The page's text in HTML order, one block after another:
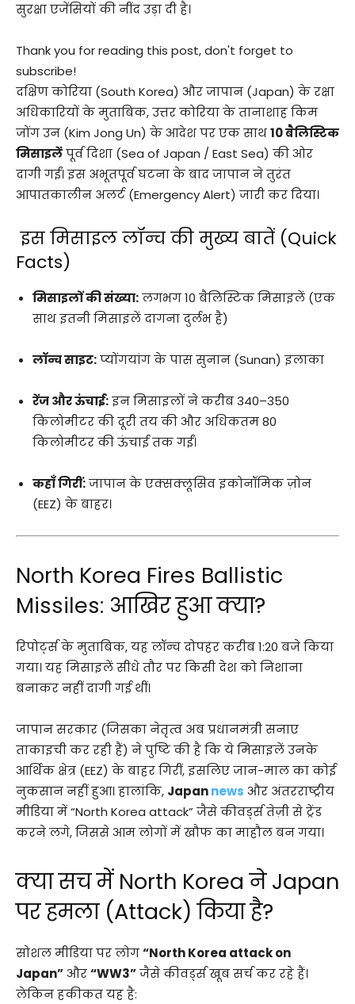
सुरक्षा एजेंसियों की नींद उड़ा दी है।
Thank you for reading this post, don't forget to
subscribe!
दक्षिण कोरिया (South Korea) और जापान (Japan) के रक्षा
अधिकारियों के मुताबिक, उत्तर कोरिया के तानाशाह किम
जोंग उन (Kim Jong Un) के आदेश पर एक साथ10 बैलिस्टिक
मिसाइलेंपूर्व दिशा (Sea of Japan / East Sea) की ओर
दागी गईं। इस अभूतपूर्व घटना के बाद जापान ने तुरंत
आपातकालीन अलर्ट (Emergency Alert) जारी कर दिया।
इस मिसाइल लॉन्च की मुख्य बातें (Quick
Facts)
मिसाइलों की संख्या:लगभग 10 बैलिस्टिक मिसाइलें (एक
साथ इतनी मिसाइलें दागना दुर्लभ है)
लॉन्च साइट:प्योंगयांग के पास सुनान (Sunan) इलाका
रेंज और ऊंचाई:इन मिसाइलों ने करीब 340–350
किलोमीटर की दूरी तय की और अधिकतम 80
किलोमीटर की ऊंचाई तक गईं।
कहाँ गिरीं:जापान के एक्सक्लूसिव इकोनॉमिक ज़ोन
(EEZ) के बाहर।
North Korea Fires Ballistic
Missiles: आखिर हुआ क्या?
रिपोर्ट्स के मुताबिक, यह लॉन्च दोपहर करीब 1:20 बजे किया
गया। यह मिसाइलें सीधे तौर पर किसी देश को निशाना
बनाकर नहीं दागी गई थीं।
जापान सरकार (जिसका नेतृत्व अब प्रधानमंत्री सनाए
ताकाइची कर रही हैं) ने पुष्टि की है कि ये मिसाइलें उनके
आर्थिक क्षेत्र (EEZ) के बाहर गिरीं, इसलिए जान-माल का कोई
नुकसान नहीं हुआ। हालांकि, Japannews और अंतरराष्ट्रीय
मीडिया में “North Korea attack” जैसे कीवर्ड्स तेज़ी से ट्रेंड
करने लगे, जिससे आम लोगों में खौफ का माहौल बन गया।
क्या सच में North Korea ने Japan
पर हमला (Attack) किया है?
सोशल मीडिया पर लोग“North Korea attack on
Japan”और“WW3”जैसे कीवर्ड्स खूब सर्च कर रहे हैं।
लेकिन हकीकत यह है: